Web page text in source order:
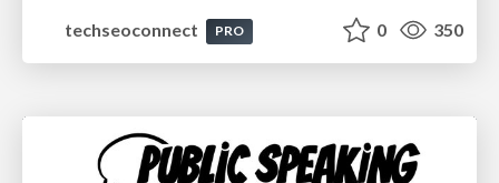
techseoconnect
PRO 0 350